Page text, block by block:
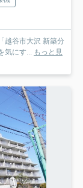
越谷市大沢 新築分
気にす...
もっと見